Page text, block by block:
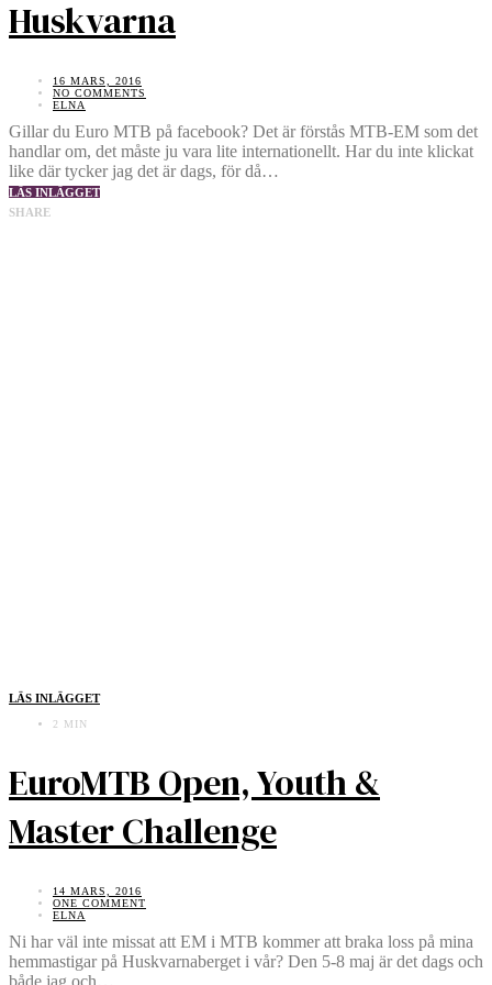
Huskvarna
16 MARS, 2016
NO COMMENTS
ELNA
Gillar du Euro MTB på facebook? Det är förstås MTB-EM som det
handlar om, det måste ju vara lite internationellt. Har du inte klickat
like där tycker jag det är dags, för då…
LÄS INLÄGGET
SHARE
LÄS INLÄGGET
2 MIN
EuroMTB Open, Youth &
Master Challenge
14 MARS, 2016
ONE COMMENT
ELNA
Ni har väl inte missat att EM i MTB kommer att braka loss på mina
hemmastigar på Huskvarnaberget i vår? Den 5-8 maj är det dags och
både jag och…